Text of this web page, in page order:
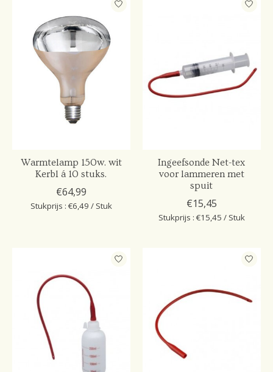
Warmtelamp 150w. wit
Kerbl á 10 stuks.
€64,99
Stukprijs : €6,49 / Stuk
Ingeefsonde Net-tex
voor lammeren met
spuit
€15,45
Stukprijs : €15,45 / Stuk